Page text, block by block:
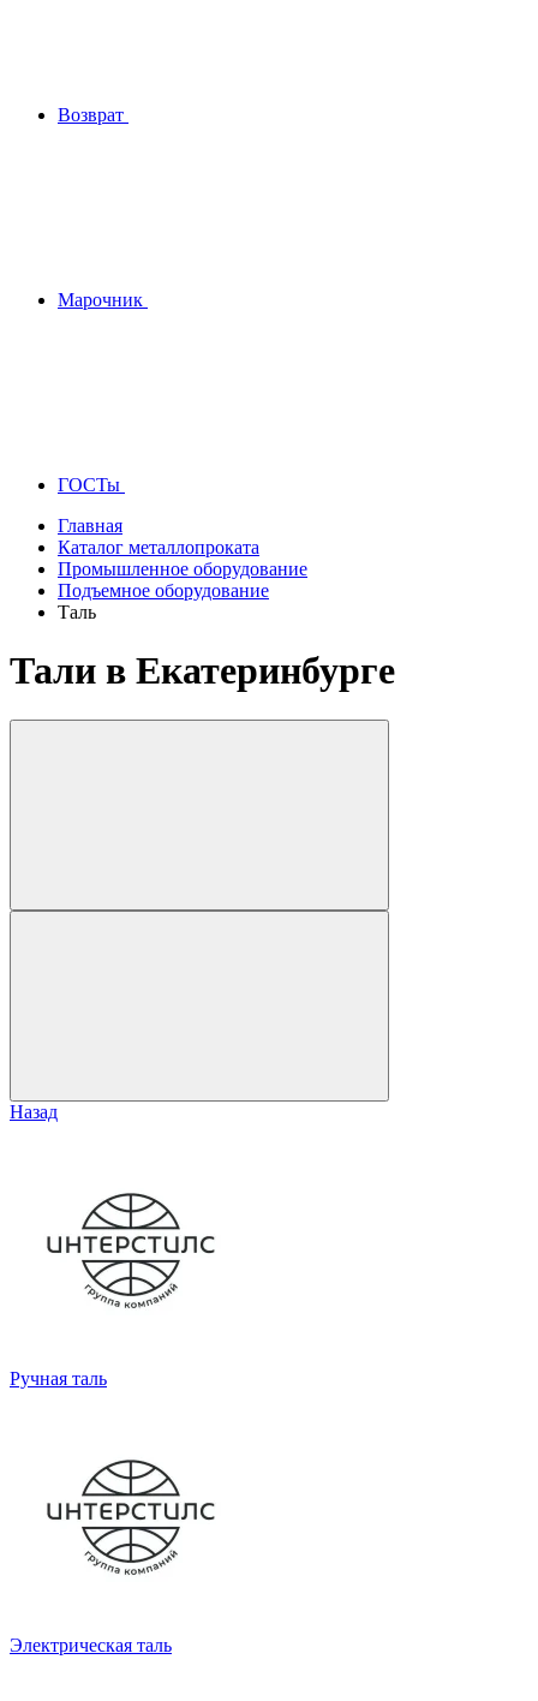
Возврат
Марочник
ГОСТы
Главная
Каталог металлопроката
Промышленное оборудование
Подъемное оборудование
Таль
Тали в Екатеринбурге
Назад
Ручная таль
Электрическая таль